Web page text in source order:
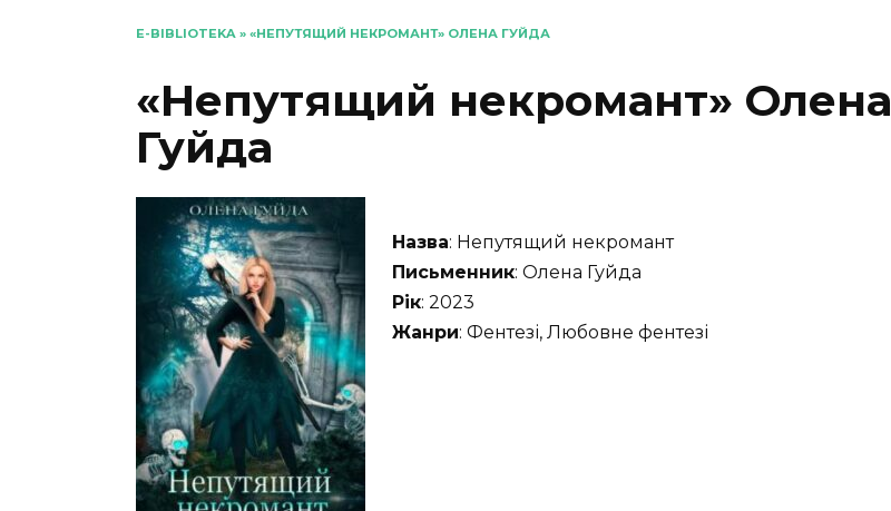
E-BIBLIOTEKA » «НЕПУТЯЩИЙ НЕКРОМАНТ» ОЛЕНА ГУЙДА
«Непутящий некромант» Олена
Гуйда
Назва: Непутящий некромант
Письменник: Олена Гуйда
Рік: 2023
Жанри: Фентезі, Любовне фентезі